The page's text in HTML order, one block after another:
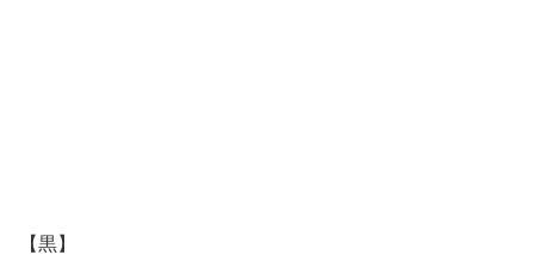
【黒】